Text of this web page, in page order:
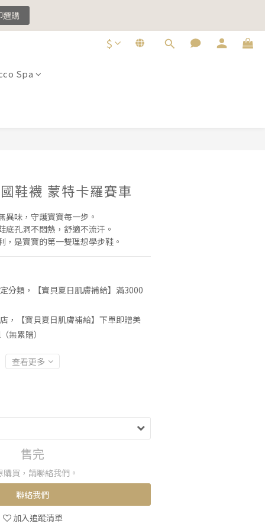
選購
$
Spa
鞋襪 蒙特卡羅賽車
味，守護寶寶每一步。
孔洞不悶熱，舒適不流汗。
是寶寶的第一雙理想學步鞋。
分類，【寶貝夏日肌膚補給】滿3000
，【寶貝夏日肌膚補給】下單即贈美
無累贈）
查看更多
售完
購買，請聯絡我們。
聯絡我們
加入追蹤清單